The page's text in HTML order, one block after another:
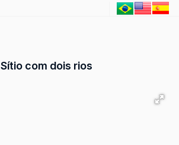
Sítio com dois rios